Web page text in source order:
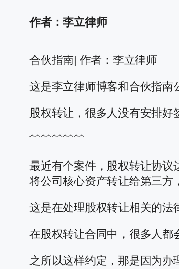
作者：李立律师
合伙指南| 作者：李立律师
这是李立律师博客和合伙指南
股权转让，很多人没有安排
﹌﹌﹌﹌﹌
最近有个案件，股权转让协议
将公司核心资产转让给第三方
这是在处理股权转让相关的法
在股权转让合同中，很多人都
之所以这样约定，那是因为办